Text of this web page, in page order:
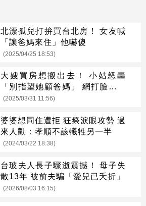
北漂孤兒打拚買台北房！ 女友喊
「讓爸媽來住」他嚇傻
(2025/04/25 18:53)
大嫂買房想搬出去！ 小姑怒轟
「別指望她顧爸媽」 網打臉：想
孝道外包
(2025/03/31 11:56)
婆婆想同住遭拒 狂祭淚眼攻勢 過
來人勸：孝順不該犧牲另一半
(2024/03/22 18:38)
台玻夫人長子驟逝震撼！ 母子失
散13年 被前夫騙「愛兒已夭折」
(2026/08/03 16:15)